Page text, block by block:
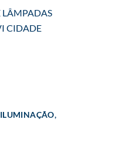
LÂMPADAS
CIDADE
ILUMINAÇÃO,